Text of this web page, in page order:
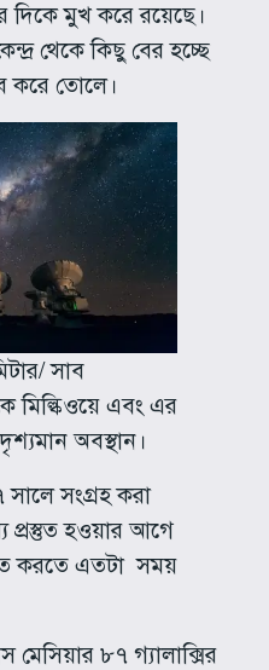
দিকে মুখ করে রয়েছে।
থেকে কিছু বের হচ্ছে
করে তোলে।
সাব
মিল্কিওয়ে এবং এর
দৃশ্যমান অবস্থান।
সংগ্রহ করা
প্রস্তুত হওয়ার আগে
করতে এতটা সময়
৮৭ গ্যালাক্সির